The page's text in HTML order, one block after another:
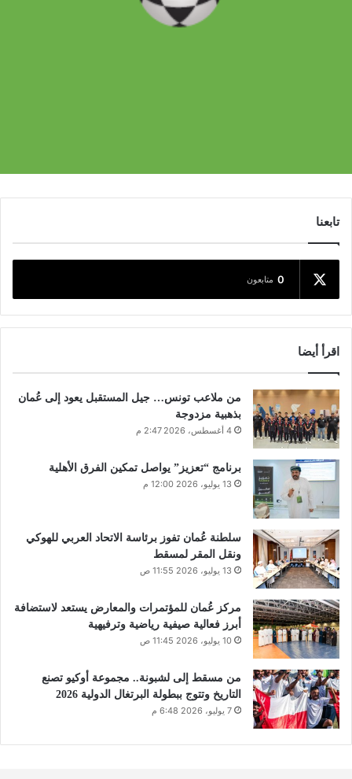
تابعنا
0 متابعون
اقرأ أيضا
من ملاعب تونس… جيل المستقبل يعود إلى عُمان
بذهبية مزدوجة
4 أغسطس، 2026 2:47 م
برنامج “تعزيز” يواصل تمكين الفرق الأهلية
13 يوليو، 2026 12:00 م
سلطنة عُمان تفوز برئاسة الاتحاد العربي للهوكي
ونقل المقر لمسقط
13 يوليو، 2026 11:55 ص
مركز عُمان للمؤتمرات والمعارض يستعد لاستضافة
أبرز فعالية صيفية رياضية وترفيهية
10 يوليو، 2026 11:45 ص
من مسقط إلى لشبونة.. مجموعة أوكيو تصنع
التاريخ وتتوج ببطولة البرتغال الدولية 2026
7 يوليو، 2026 6:48 م